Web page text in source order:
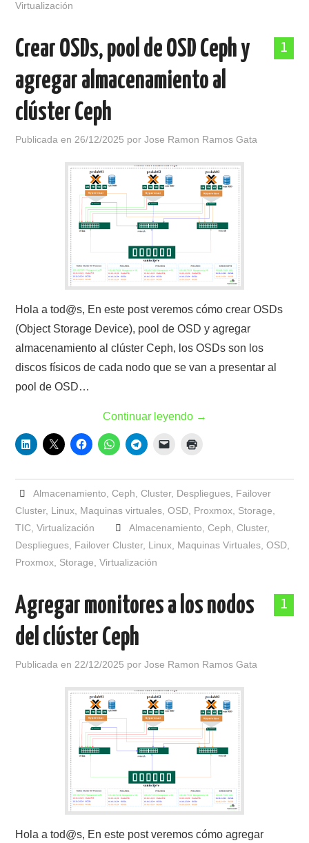
Virtualización
1
Crear OSDs, pool de OSD Ceph y
agregar almacenamiento al
clúster Ceph
Publicada en 26/12/2025 porJose Ramon Ramos Gata
Hola a tod@s, En este post veremos cómo crear OSDs
(Object Storage Device), pool de OSD y agregar
almacenamiento al clúster Ceph, los OSDs son los
discos físicos de cada nodo que se van a presentar al
pool de OSD…
Continuar leyendo →
Almacenamiento Ceph Cluster, Despliegues, Failover
Cluster, Linux Maquinas virtuales ,OSD Proxmox Storage
TIC ,Virtualización Almacenamiento Ceph Cluster,
Despliegues Failover Cluster, Linux Maquinas Virtuales ,OSD
Proxmox Storage ,Virtualización
1
Agregar monitores a los nodos
del clúster Ceph
Publicada en 22/12/2025 porJose Ramon Ramos Gata
Hola a tod@s, En este post veremos cómo agregar